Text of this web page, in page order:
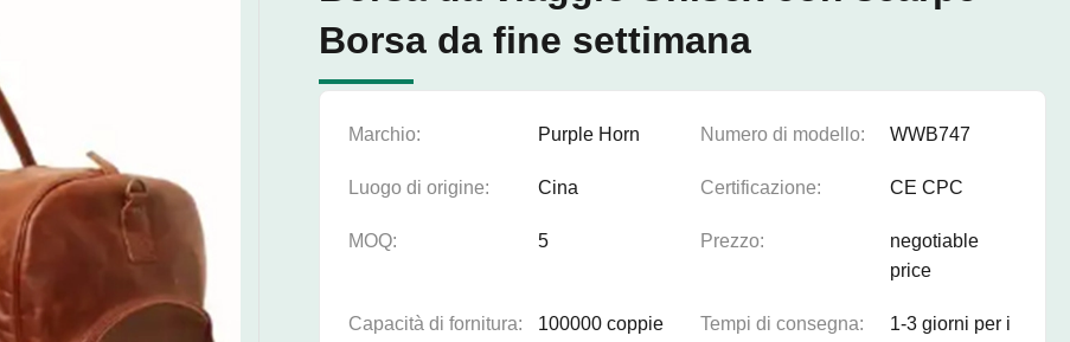
Borsa da fine settimana
Marchio: Purple Horn Numero di modello: WWB747
Luogo di origine: Cina Certificazione: CE CPC
MOQ: 5 Prezzo:
negotiable
price
Capacità di fornitura:
100000 coppie
Tempi di consegna:
1-3 giorni per i